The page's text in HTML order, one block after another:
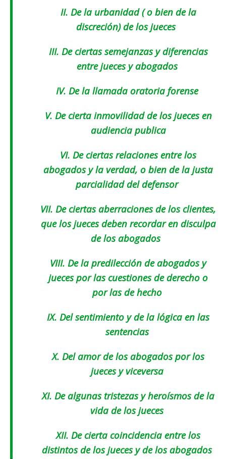
II. De la urbanidad ( o bien de la
discreción) de los jueces
III. De ciertas semejanzas y diferencias
entre jueces y abogados
IV. De la llamada oratoria forense
V. De cierta inmovilidad de los jueces en
audiencia publica
VI. De ciertas relaciones entre los
abogados y la verdad, o bien de la justa
parcialidad del defensor
VII. De ciertas aberraciones de los clientes,
que los jueces deben recordar en disculpa
de los abogados
VIII. De la predilección de abogados y
jueces por las cuestiones de derecho o
por las de hecho
IX. Del sentimiento y de la lógica en las
sentencias
X. Del amor de los abogados por los
jueces y viceversa
XI. De algunas tristezas y heroísmos de la
vida de los jueces
XII. De cierta coincidencia entre los
distintos de los jueces y de los abogados